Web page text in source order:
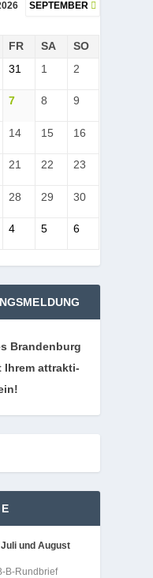
SEPTEMBER
FR SA
SO
31 1 2
7 8 9
14 15 16
21 22 23
28 29 30
4 5 6
Bran­den­burg
Ihrem attrak­ti­
und August
B-Rundbrief